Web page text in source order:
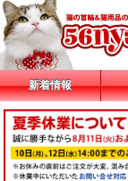
新着情報